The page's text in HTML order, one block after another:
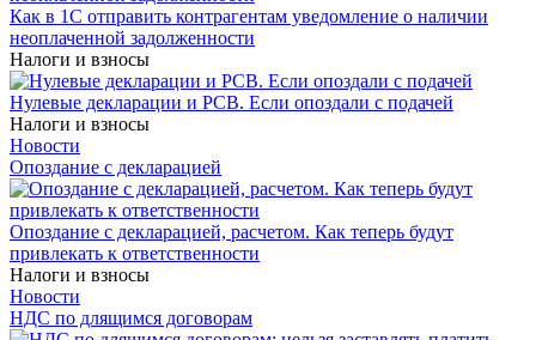
Как в 1С отправить контрагентам уведомление о наличии
неоплаченной задолженности
Налоги и взносы
Нулевые декларации и РСВ. Если опоздали с подачей
Налоги и взносы
Новости
Опоздание с декларацией
Опоздание с декларацией, расчетом. Как теперь будут
привлекать к ответственности
Налоги и взносы
Новости
НДС по длящимся договорам